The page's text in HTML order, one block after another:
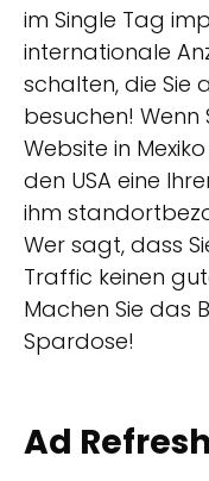
im Single Tag
internationale
schalten, die Sie
besuchen! Wenn
Website in
den USA eine
ihm
Wer sagt, dass
Traffic keinen
Machen Sie das
Spardose!
Ad Refresh